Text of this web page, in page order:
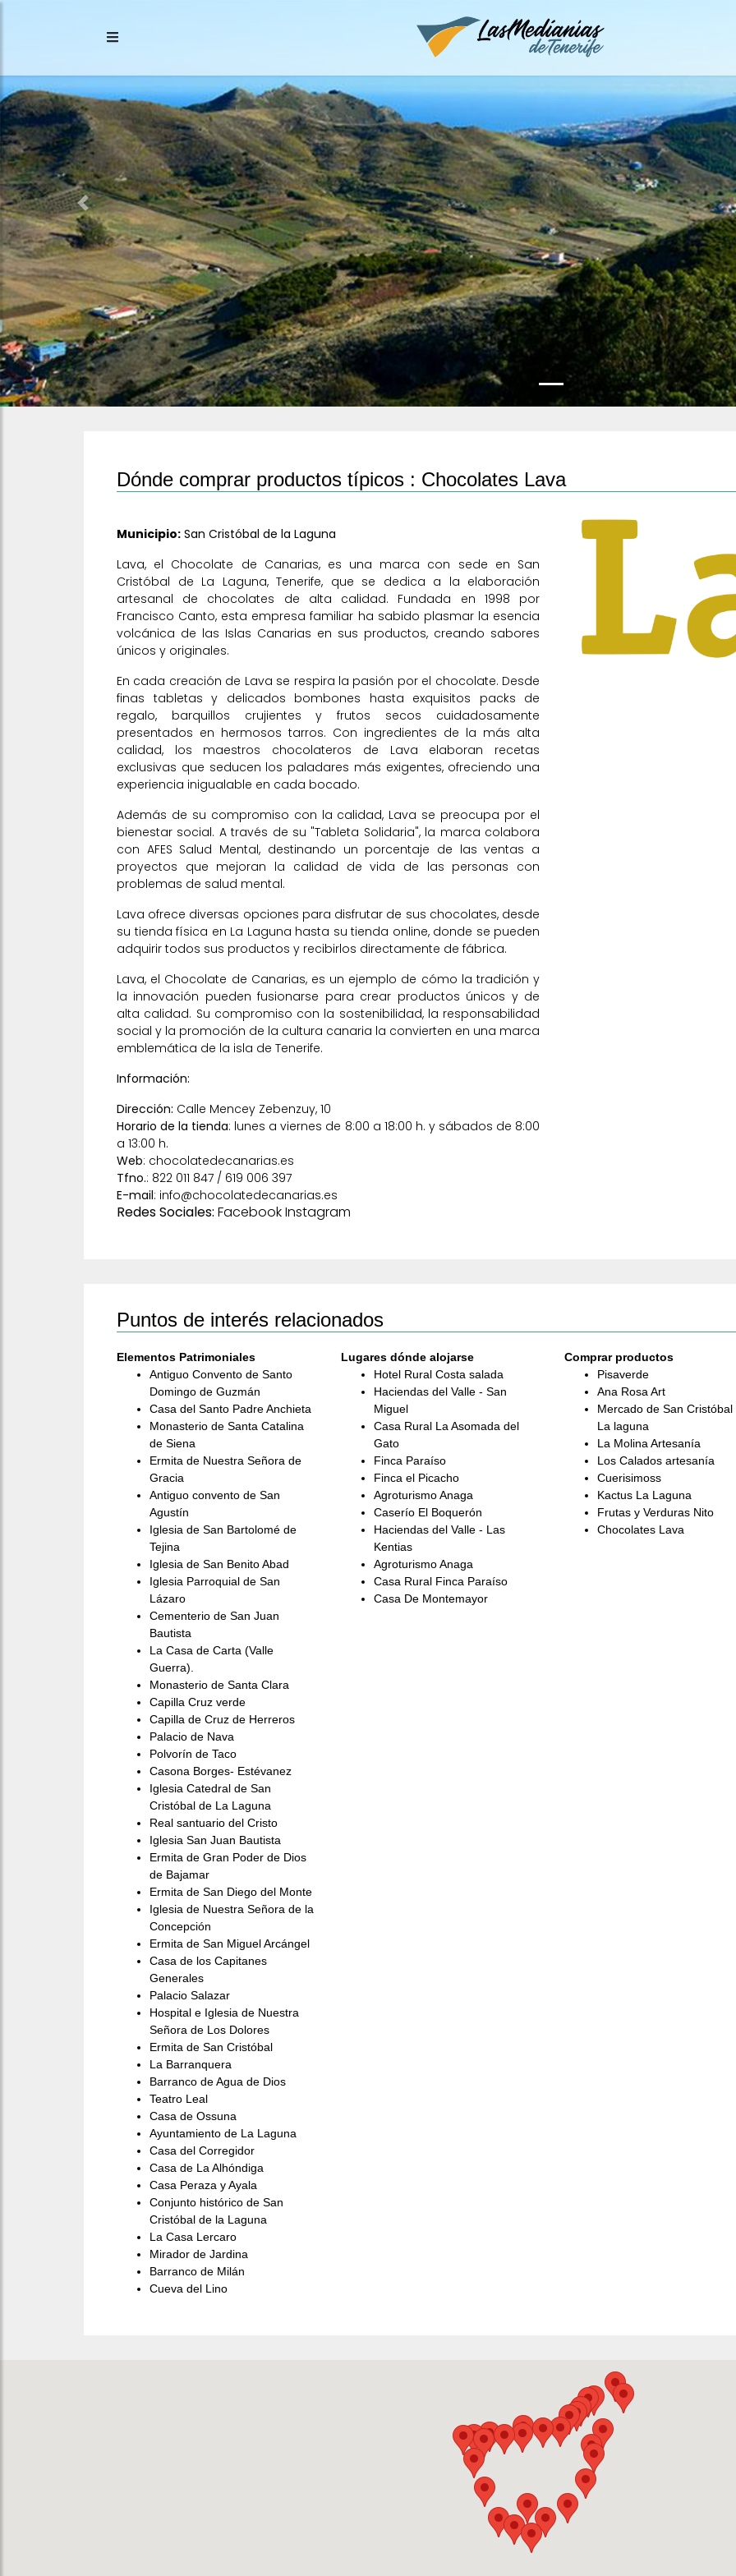
Previous
Dónde comprar productos típicos : Chocolates Lava
Municipio: San Cristóbal de la Laguna
Lava, el Chocolate de Canarias, es una marca con sede en San
Cristóbal de La Laguna, Tenerife, que se dedica a la elaboración
artesanal de chocolates de alta calidad. Fundada en 1998 por
Francisco Canto, esta empresa familiar ha sabido plasmar la esencia
volcánica de las Islas Canarias en sus productos, creando sabores
únicos y originales.
En cada creación de Lava se respira la pasión por el chocolate. Desde
finas tabletas y delicados bombones hasta exquisitos packs de
regalo, barquillos crujientes y frutos secos cuidadosamente
presentados en hermosos tarros. Con ingredientes de la más alta
calidad, los maestros chocolateros de Lava elaboran recetas
exclusivas que seducen los paladares más exigentes, ofreciendo una
experiencia inigualable en cada bocado.
Además de su compromiso con la calidad, Lava se preocupa por el
bienestar social. A través de su "Tableta Solidaria", la marca colabora
con AFES Salud Mental, destinando un porcentaje de las ventas a
proyectos que mejoran la calidad de vida de las personas con
problemas de salud mental.
Lava ofrece diversas opciones para disfrutar de sus chocolates, desde
su tienda física en La Laguna hasta su tienda online, donde se pueden
adquirir todos sus productos y recibirlos directamente de fábrica.
Lava, el Chocolate de Canarias, es un ejemplo de cómo la tradición y
la innovación pueden fusionarse para crear productos únicos y de
alta calidad. Su compromiso con la sostenibilidad, la responsabilidad
social y la promoción de la cultura canaria la convierten en una marca
emblemática de la isla de Tenerife.
Información:
Dirección: Calle Mencey Zebenzuy, 10
Horario de la tienda: lunes a viernes de 8:00 a 18:00 h. y sábados de 8:00
a 13:00 h.
Web: chocolatedecanarias.es
Tfno.: 822 011 847 / 619 006 397
E-mail: info@chocolatedecanarias.es
Redes Sociales: FacebookInstagram
Puntos de interés relacionados
Elementos Patrimoniales
Antiguo Convento de Santo
Domingo de Guzmán
Casa del Santo Padre Anchieta
Monasterio de Santa Catalina
de Siena
Ermita de Nuestra Señora de
Gracia
Antiguo convento de San
Agustín
Iglesia de San Bartolomé de
Tejina
Iglesia de San Benito Abad
Iglesia Parroquial de San
Lázaro
Cementerio de San Juan
Bautista
La Casa de Carta (Valle
Guerra).
Monasterio de Santa Clara
Capilla Cruz verde
Capilla de Cruz de Herreros
Palacio de Nava
Polvorín de Taco
Casona Borges- Estévanez
Iglesia Catedral de San
Cristóbal de La Laguna
Real santuario del Cristo
Iglesia San Juan Bautista
Ermita de Gran Poder de Dios
de Bajamar
Ermita de San Diego del Monte
Iglesia de Nuestra Señora de la
Concepción
Ermita de San Miguel Arcángel
Casa de los Capitanes
Generales
Palacio Salazar
Hospital e Iglesia de Nuestra
Señora de Los Dolores
Ermita de San Cristóbal
La Barranquera
Barranco de Agua de Dios
Teatro Leal
Casa de Ossuna
Ayuntamiento de La Laguna
Casa del Corregidor
Casa de La Alhóndiga
Casa Peraza y Ayala
Conjunto histórico de San
Cristóbal de la Laguna
La Casa Lercaro
Mirador de Jardina
Barranco de Milán
Cueva del Lino
Lugares dónde alojarse
Hotel Rural Costa salada
Haciendas del Valle - San
Miguel
Casa Rural La Asomada del
Gato
Finca Paraíso
Finca el Picacho
Agroturismo Anaga
Caserío El Boquerón
Haciendas del Valle - Las
Kentias
Agroturismo Anaga
Casa Rural Finca Paraíso
Casa De Montemayor
Comprar productos
Pisaverde
Ana Rosa Art
Mercado de San Cristóbal
La laguna
La Molina Artesanía
Los Calados artesanía
Cuerisimoss
Kactus La Laguna
Frutas y Verduras Nito
Chocolates Lava